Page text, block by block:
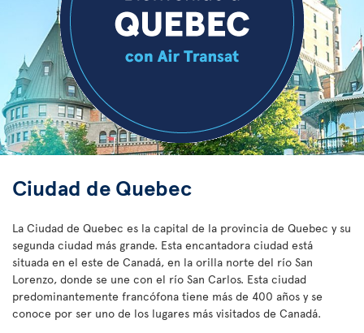
Ciudad de Quebec
La Ciudad de Quebec es la capital de la provincia de Quebec y su
segunda ciudad más grande. Esta encantadora ciudad está
situada en el este de Canadá, en la orilla norte del río San
Lorenzo, donde se une con el río San Carlos. Esta ciudad
predominantemente francófona tiene más de 400 años y se
conoce por ser uno de los lugares más visitados de Canadá.